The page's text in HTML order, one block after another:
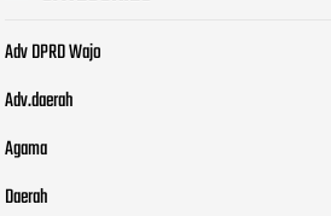
Adv DPRD Wajo
Adv.daerah
Agama
Daerah